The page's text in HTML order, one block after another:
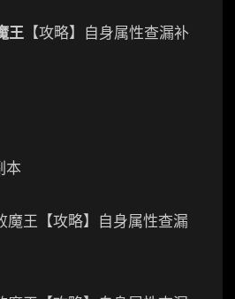
王 【攻略】自身属性查漏补
本